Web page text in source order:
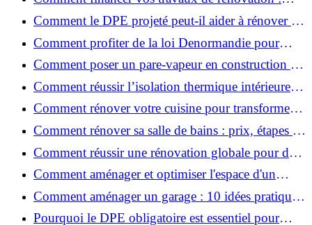
aides, prêts et solutions pratiques ?
Comment le DPE projeté peut-il aider à rénover et
valoriser votre bien ?
Comment profiter de la loi Denormandie pour
investir dans l'ancien et défiscaliser ?
Comment poser un pare-vapeur en construction et
rénovation : rôle et erreurs à éviter?
Comment réussir l’isolation thermique intérieure
pour une maison économe en énergie ?
Comment rénover votre cuisine pour transformer
votre espace de vie ?
Comment rénover sa salle de bains : prix, étapes et
astuces ?
Comment réussir une rénovation globale pour des
économies et un confort durables?
Comment aménager et optimiser l'espace d'un
studio : 10 astuces pratiques ?
Comment aménager un garage : 10 idées pratiques
et efficaces ?
Pourquoi le DPE obligatoire est essentiel pour